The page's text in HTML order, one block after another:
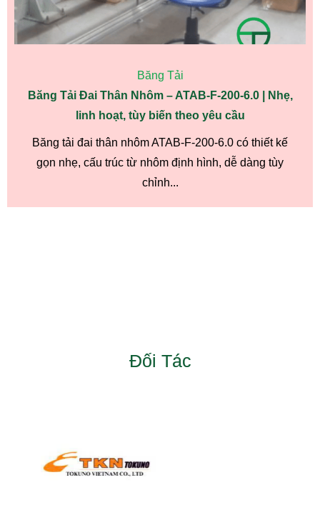
Băng Tải
Băng Tải Đai Thân Nhôm – ATAB-F-200-6.0 | Nhẹ,
linh hoạt, tùy biến theo yêu cầu
Băng tải đai thân nhôm ATAB-F-200-6.0 có thiết kế
gọn nhẹ, cấu trúc từ nhôm định hình, dễ dàng tùy
chỉnh...
Đối Tác